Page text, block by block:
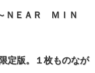
ＮＥＡＲ ＭＩＮ
定版。１枚ものなが